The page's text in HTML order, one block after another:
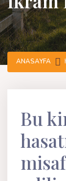
ANASAYFA
Bu